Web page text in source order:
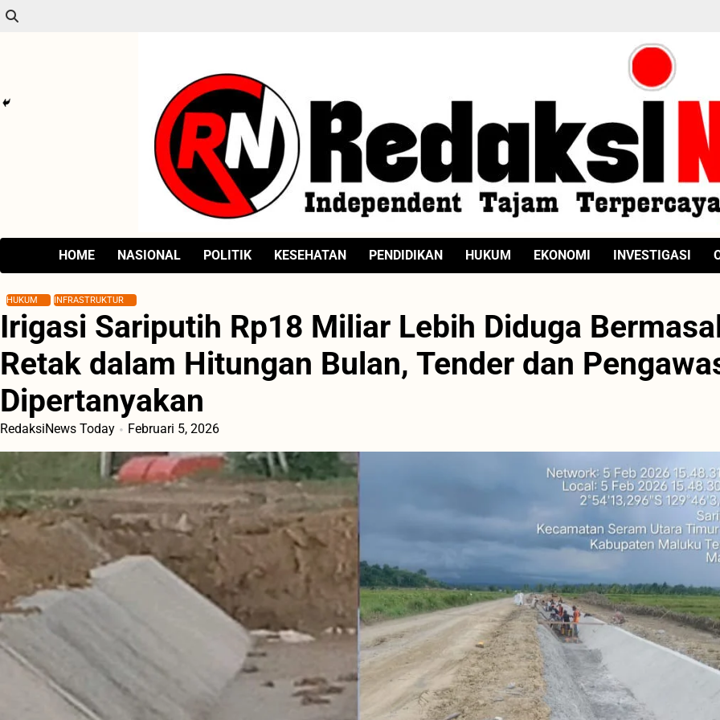
Skip
HOME NASIONAL POLITIK KESEHATAN PENDIDIKAN HUKUM EKONOMI INVESTIGASI
HUKUM INFRASTRUKTUR
Irigasi Sariputih Rp18 Miliar Lebih Diduga
Retak dalam Hitungan Bulan, Tender dan
Dipertanyakan
RedaksiNews Today Februari 5, 2026